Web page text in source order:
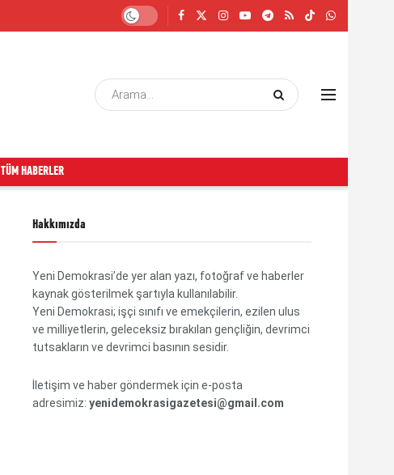
TÜM HABERLER
Hakkımızda
Yeni Demokrasi’de yer alan yazı, fotoğraf ve haberler
kaynak gösterilmek şartıyla kullanılabilir.
Yeni Demokrasi; işçi sınıfı ve emekçilerin, ezilen ulus
ve milliyetlerin, geleceksiz bırakılan gençliğin, devrimci
tutsakların ve devrimci basının sesidir.
İletişim ve haber göndermek için e-posta
adresimiz: yenidemokrasigazetesi@gmail.com